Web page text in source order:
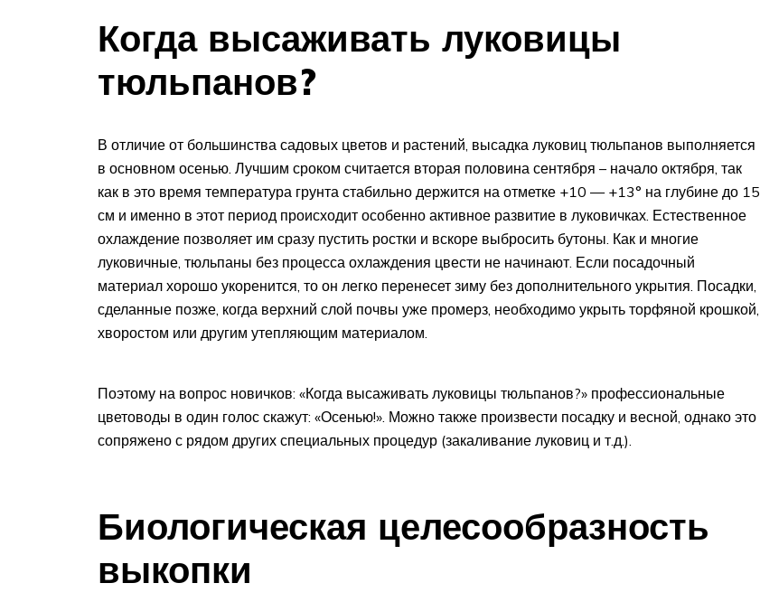
Когда высаживать луковицы
тюльпанов?
В отличие от большинства садовых цветов и растений, высадка луковиц тюльпанов выполняется
в основном осенью. Лучшим сроком считается вторая половина сентября – начало октября, так
как в это время температура грунта стабильно держится на отметке +10 — +13° на глубине до 15
см и именно в этот период происходит особенно активное развитие в луковичках. Естественное
охлаждение позволяет им сразу пустить ростки и вскоре выбросить бутоны. Как и многие
луковичные, тюльпаны без процесса охлаждения цвести не начинают. Если посадочный
материал хорошо укоренится, то он легко перенесет зиму без дополнительного укрытия. Посадки,
сделанные позже, когда верхний слой почвы уже промерз, необходимо укрыть торфяной крошкой,
хворостом или другим утепляющим материалом.
Поэтому на вопрос новичков: «Когда высаживать луковицы тюльпанов?» профессиональные
цветоводы в один голос скажут: «Осенью!». Можно также произвести посадку и весной, однако это
сопряжено с рядом других специальных процедур (закаливание луковиц и т.д.).
Биологическая целесообразность
выкопки